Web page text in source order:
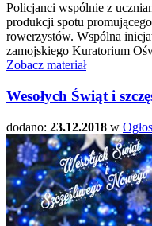
Policjanci wspólnie z
produkcji spotu
rowerzystów. Wspólna
zamojskiego Kuratorium
Zobacz materiał
Wesołych Świąt i
dodano: 23.12.2018 w